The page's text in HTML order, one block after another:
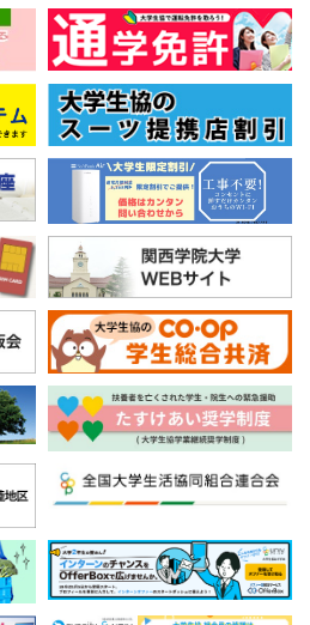
Information）
木)New
せ
い（神戸三田キャンパス）
業のお知らせ
金)
せ
まい（西宮上ケ原キャンパス）
からの一人暮らし！！
生住宅部 西宮上ケ原キ
パス・マイルーム店 ー
せ 書籍・教科書
に、リクエストボックス